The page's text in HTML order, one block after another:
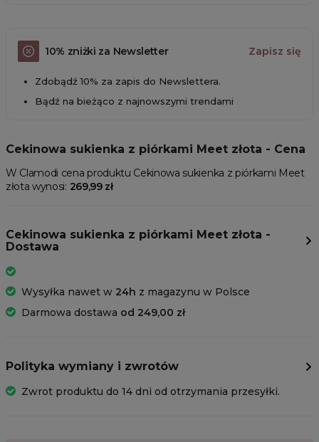
10% zniżki za Newsletter Zapisz się
Zdobądź 10% za zapis do Newslettera.
Bądź na bieżąco z najnowszymi trendami
Cekinowa sukienka z piórkami Meet złota - Cena
W Clamodi cena produktu Cekinowa sukienka z piórkami Meet
złota wynosi: 269,99 zł
Cekinowa sukienka z piórkami Meet złota -
Dostawa
Wysyłka nawet w 24h z magazynu w Polsce
Darmowa dostawa od 249,00 zł
Polityka wymiany i zwrotów
Zwrot produktu do 14 dni od otrzymania przesyłki.